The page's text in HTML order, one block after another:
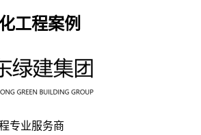
工程案例
专业服务商